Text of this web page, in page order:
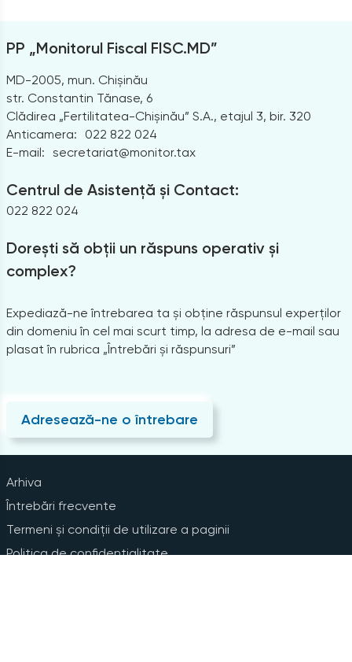
PP „Monitorul Fiscal FISC.MD”
MD-2005, mun. Chișinău
str. Constantin Tănase, 6
Clădirea „Fertilitatea-Chișinău” S.A., etajul 3, bir. 320
Anticamera:
022 822 024
E-mail: secretariat@monitor.tax
Centrul de Asistență și Contact:
022 822 024
Dorești să obții un răspuns operativ și
complex?
Expediază-ne întrebarea ta și obține răspunsul experților
din domeniu în cel mai scurt timp, la adresa de e-mail sau
plasat în rubrica „Întrebări și răspunsuri”
Adresează-ne o întrebare
Arhiva
Întrebări frecvente
Termeni și condiții de utilizare a paginii
Politica de confidențialitate